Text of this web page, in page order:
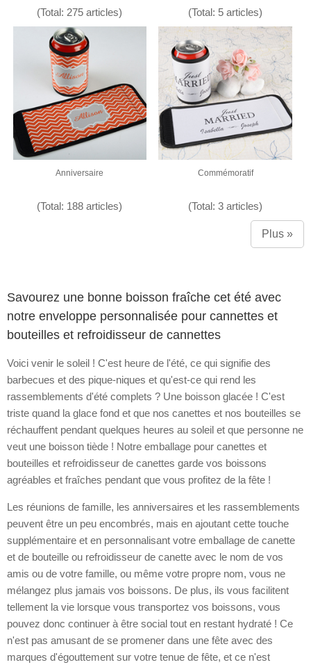
(Total: 275 articles) (Total: 5 articles)
Anniversaire
(Total: 188 articles)
Commémoratif
(Total: 3 articles)
Plus »
Savourez une bonne boisson fraîche cet été avec
notre enveloppe personnalisée pour cannettes et
bouteilles et refroidisseur de cannettes
Voici venir le soleil ! C'est heure de l'été, ce qui signifie des
barbecues et des pique-niques et qu'est-ce qui rend les
rassemblements d'été complets ? Une boisson glacée ! C'est
triste quand la glace fond et que nos canettes et nos bouteilles se
réchauffent pendant quelques heures au soleil et que personne ne
veut une boisson tiède ! Notre emballage pour canettes et
bouteilles et refroidisseur de canettes garde vos boissons
agréables et fraîches pendant que vous profitez de la fête !
Les réunions de famille, les anniversaires et les rassemblements
peuvent être un peu encombrés, mais en ajoutant cette touche
supplémentaire et en personnalisant votre emballage de canette
et de bouteille ou refroidisseur de canette avec le nom de vos
amis ou de votre famille, ou même votre propre nom, vous ne
mélangez plus jamais vos boissons. De plus, ils vous facilitent
tellement la vie lorsque vous transportez vos boissons, vous
pouvez donc continuer à être social tout en restant hydraté ! Ce
n'est pas amusant de se promener dans une fête avec des
marques d'égouttement sur votre tenue de fête, et ce n'est